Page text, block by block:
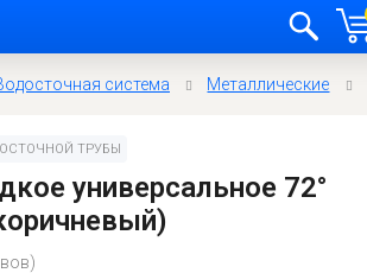
система Металлические
ТРУБЫ
универсальное 72°